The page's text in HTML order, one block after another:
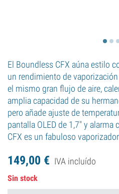
El Boundless CFX aúna estilo
un rendimiento de
el mismo gran flujo de aire,
amplia capacidad de su
pero añade ajuste de
pantalla OLED de 1,7" y
CFX es un fabuloso
149,00 € IVA incluído
Sin stock